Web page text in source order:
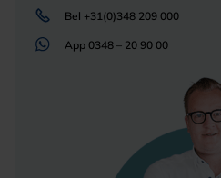
Bel +31(0)348 209 000
App 0348 – 20 90 00